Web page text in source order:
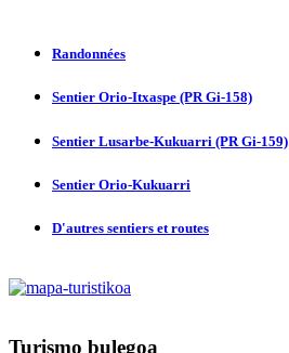
Randonnées
Sentier Orio-Itxaspe (PR Gi-158)
Sentier Lusarbe-Kukuarri (PR Gi-159)
Sentier Orio-Kukuarri
D'autres sentiers et routes
Turismo bulegoa